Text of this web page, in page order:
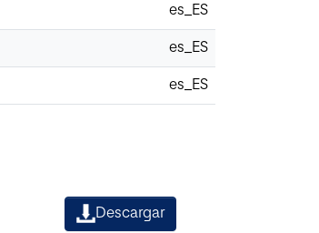
es_ES
es_ES
es_ES
Descargar